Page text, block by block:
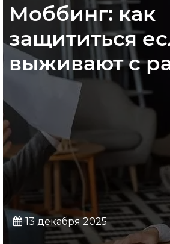
Моббинг: как
защититься
выживают с
13 декабря 2025